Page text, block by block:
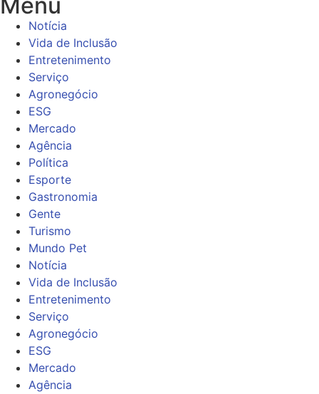
Menu
Notícia
Vida de Inclusão
Entretenimento
Serviço
Agronegócio
ESG
Mercado
Agência
Política
Esporte
Gastronomia
Gente
Turismo
Mundo Pet
Notícia
Vida de Inclusão
Entretenimento
Serviço
Agronegócio
ESG
Mercado
Agência